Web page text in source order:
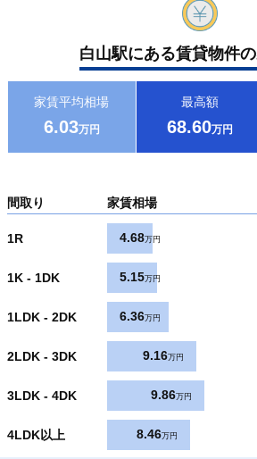
白山駅にある賃貸物件
家賃平均相場
6.03万円
最高額
68.60万円
間取り 家賃相場
1R 4.68万円
1K - 1DK 5.15万円
1LDK - 2DK 6.36万円
2LDK - 3DK 9.16万円
3LDK - 4DK 9.86万円
4LDK以上 8.46万円